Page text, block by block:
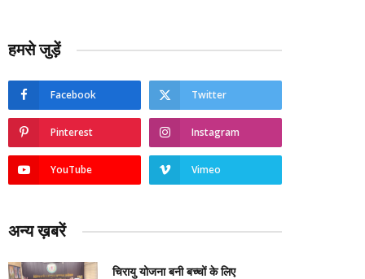
हमसे जुड़ें
Facebook Twitter
Pinterest Instagram
YouTube Vimeo
अन्य ख़बरें
चिरायु योजना बनी बच्चों के लिए